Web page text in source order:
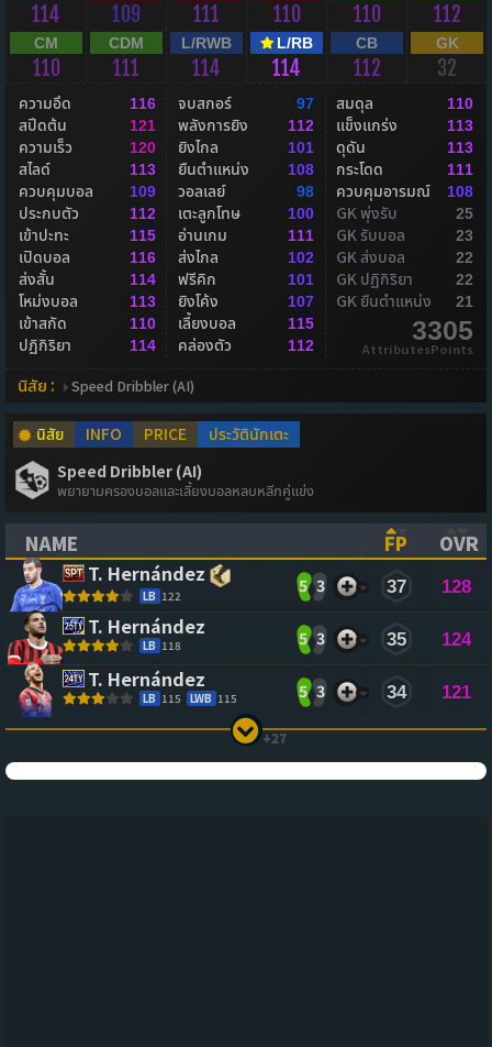
114 109 111 110 110 112
CM
110
CDM
111
L/RWB
114
L/RB
114
CB
112
GK
32
ความอึด 116
สปีดต้น 121
ความเร็ว 120
สไลด์ 113
ควบคุมบอล 109
ประกบตัว 112
เข้าปะทะ 115
เปิดบอล 116
ส่งสั้น 114
โหม่งบอล 113
เข้าสกัด 110
ปฏิกิริยา 114
จบสกอร์ 97
พลังการยิง 112
ยิงไกล 101
ยืนตำแหน่ง 108
วอลเลย์ 98
เตะลูกโทษ 100
อ่านเกม 111
ส่งไกล 102
ฟรีคิก 101
ยิงโค้ง 107
เลี้ยงบอล 115
คล่องตัว 112
สมดุล 110
แข็งแกร่ง 113
ดุดัน 113
กระโดด 111
ควบคุมอารมณ์ 108
GK พุ่งรับ 25
GK รับบอล 23
GK ส่งบอล 22
GK ปฏิกิริยา 22
GK ยืนตำแหน่ง 21
3305
AttributesPoints
นิสัย : Speed Dribbler (AI)
นิสัย INFO PRICE
ประวัตินักเตะ
Speed Dribbler (AI)
พยายามครองบอลและเลี้ยงบอลหลบหลีกคู่แข่ง
NAME
(CLICK TO SORT ASCENDING)
FP
OVR
T. Hernández
LB 122
5 3 37 128
T. Hernández
LB 118 5 3 35 124
T. Hernández
LB 115 LWB 115 5 3 34 121
+27